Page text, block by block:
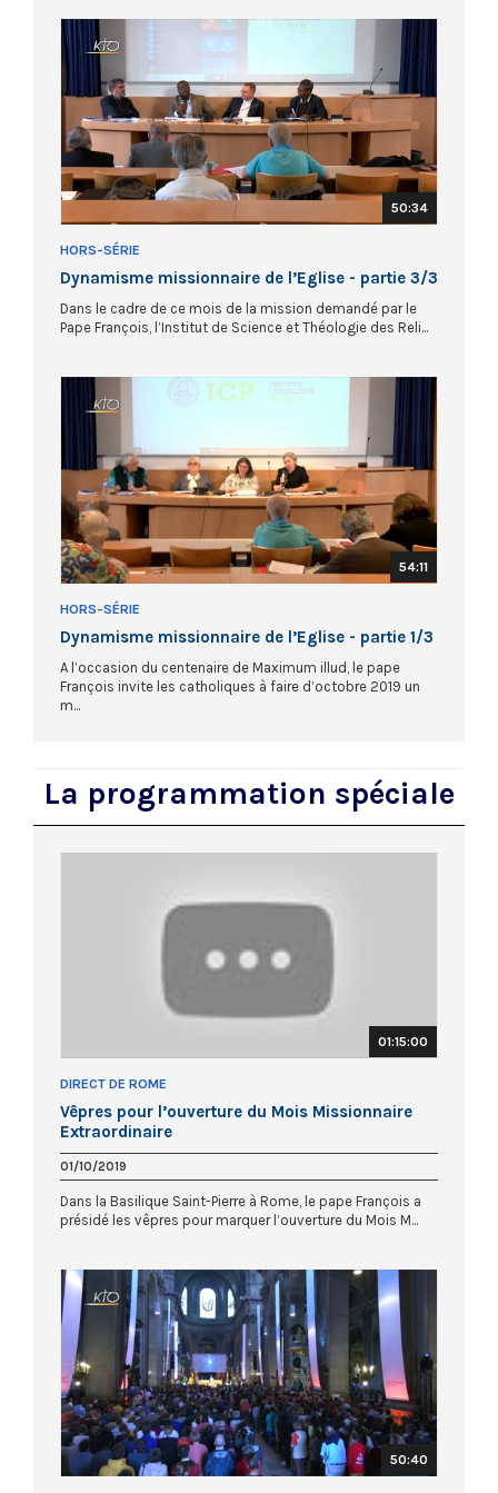
50:34
HORS-SÉRIE
Dynamisme missionnaire de l’Eglise - partie 3/3
Dans le cadre de ce mois de la mission demandé par le
Pape François, l’Institut de Science et Théologie des Reli...
54:11
HORS-SÉRIE
Dynamisme missionnaire de l’Eglise - partie 1/3
A l’occasion du centenaire de Maximum illud, le pape
François invite les catholiques à faire d’octobre 2019 un
m...
La programmation spéciale
01:15:00
DIRECT DE ROME
Vêpres pour l’ouverture du Mois Missionnaire
Extraordinaire
01/10/2019
Dans la Basilique Saint-Pierre à Rome, le pape François a
présidé les vêpres pour marquer l’ouverture du Mois M...
50:40